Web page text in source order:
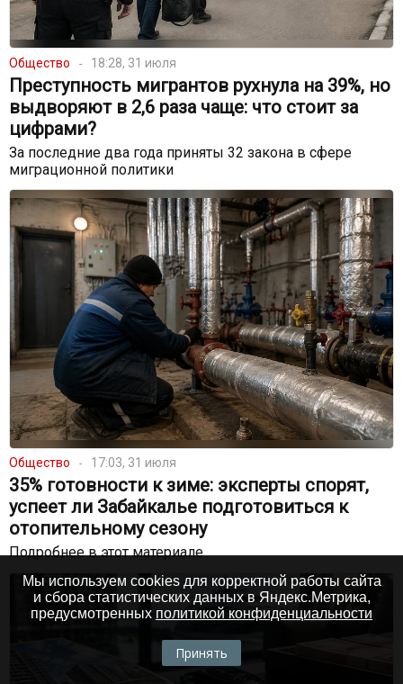
Общество 18:28, 31 июля
Преступность мигрантов рухнула на 39%, но
выдворяют в 2,6 раза чаще: что стоит за
цифрами?
За последние два года приняты 32 закона в сфере
миграционной политики
Общество 17:03, 31 июля
35% готовности к зиме: эксперты спорят,
успеет ли Забайкалье подготовиться к
отопительному сезону
Подробнее в этот материале
Мы используем cookies для корректной работы сайта
и сбора статистических данных в Яндекс.Метрика,
предусмотренных политикой конфиденциальности
Принять